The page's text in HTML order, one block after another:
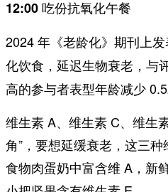
12:00 吃份抗氧化午餐
2024 年《老龄化》期刊上发
化饮食，延迟生物衰老 ，与
高的参与者表型年龄减少
维生素 A、维生素 C、维生
角”，要想延缓衰老，这三
食物肉蛋奶中富含维 A，新